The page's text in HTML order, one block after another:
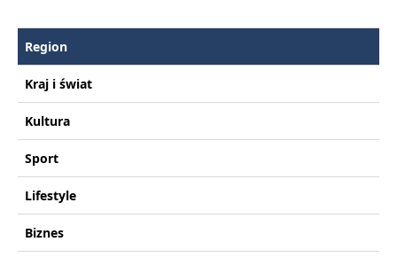
Region
Kraj i świat
Kultura
Sport
Lifestyle
Biznes